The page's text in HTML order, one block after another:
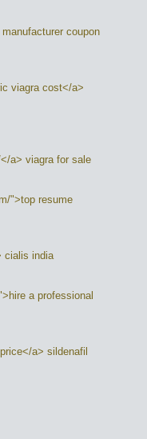
coupon
viagra cost</a>
a> viagra for sale
">top resume
cialis india
a professional
a> sildenafil